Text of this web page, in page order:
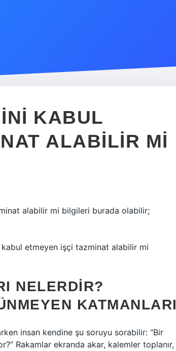
KABUL
ALABILIR MI
alabilir mi bilgileri burada olabilir;
etmeyen işçi tazminat alabilir mi
NELERDIR?
KATMANLARI
insan kendine şu soruyu sorabilir: “Bir
Rakamlar ekranda akar, kalemler toplanır,